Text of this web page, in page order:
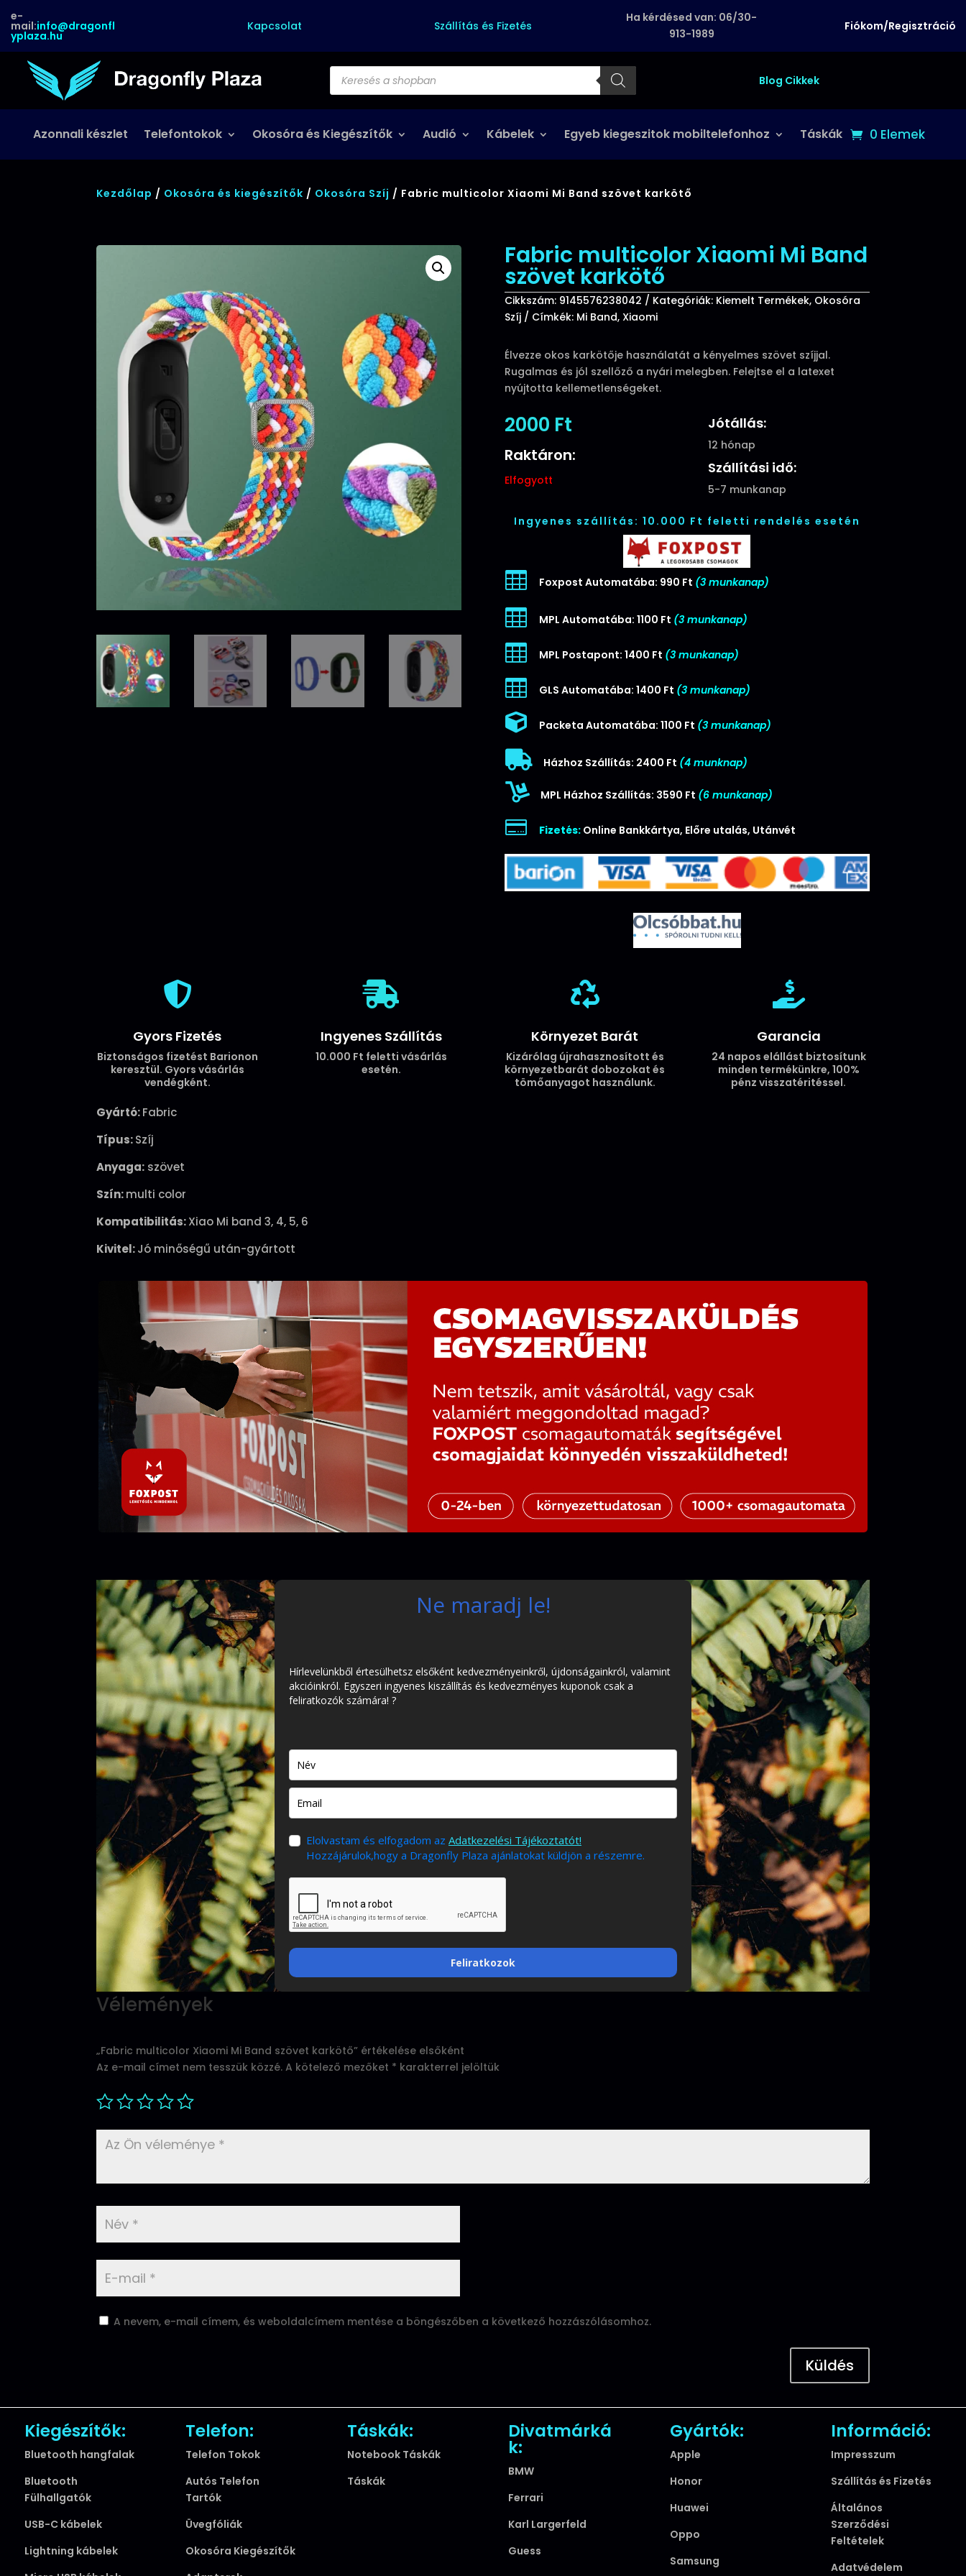
e-
mail:info@dragonfl
yplaza.hu
Kapcsolat Szállítás és Fizetés
Ha kérdésed van: 06/30-
913-1989
Fiókom/Regisztráció
Products
search Blog Cikkek
Azonnali készlet Telefontokok Okosóra és Kiegészítők Audió Kábelek Egyeb kiegeszitok mobiltelefonhoz Táskák 0 Elemek
Kezdőlap / Okosóra és kiegészítők / Okosóra Szíj / Fabric multicolor Xiaomi Mi Band szövet karkötő
Fabric multicolor Xiaomi Mi Band
szövet karkötő
Cikkszám: 9145576238042 Kategóriák: Kiemelt Termékek, Okosóra
Szíj
Címkék: Mi Band, Xiaomi
Élvezze okos karkötője használatát a kényelmes szövet szíjjal.
Rugalmas és jól szellőző a nyári melegben. Felejtse el a latexet
nyújtotta kellemetlenségeket.
2000 Ft
Raktáron:
Elfogyott
Jótállás:
12 hónap
Szállítási idő:
5-7 munkanap
Ingyenes szállítás: 10.000 Ft feletti rendelés esetén
 Foxpost Automatába: 990 Ft (3 munkanap)
 MPL Automatába: 1100 Ft (3 munkanap)
 MPL Postapont: 1400 Ft (3 munkanap)
 GLS Automatába: 1400 Ft (3 munkanap)
 Packeta Automatába: 1100 Ft (3 munkanap)
 Házhoz Szállítás: 2400 Ft (4 munknap)
 MPL Házhoz Szállítás: 3590 Ft (6 munkanap)
 Fizetés:Online Bankkártya, Előre utalás, Utánvét

Gyors Fizetés
Biztonságos fizetést Barionon
keresztül. Gyors vásárlás
vendégként.

Ingyenes Szállítás
10.000 Ft feletti vásárlás
esetén.

Környezet Barát
Kizárólag újrahasznosított és
környezetbarát dobozokat és
tömőanyagot használunk.

Garancia
24 napos elállást biztosítunk
minden termékünkre, 100%
pénz visszatéritéssel.
Gyártó:Fabric
Típus:Szíj
Anyaga: szövet
Szín:multi color
Kompatibilitás:Xiao Mi band 3, 4, 5, 6
Kivitel:Jó minőségű után-gyártott
Ne maradj le!
Hírlevelünkből értesülhetsz elsőként kedvezményeinkről, újdonságainkról, valamint
akcióinkról. Egyszeri ingyenes kiszállítás és kedvezményes kuponok csak a
feliratkozók számára! ?
Elolvastam és elfogadom az Adatkezelési Tájékoztatót!
Hozzájárulok,hogy a Dragonfly Plaza ajánlatokat küldjön a részemre.
Feliratkozok
Vélemények
„Fabric multicolor Xiaomi Mi Band szövet karkötő” értékelése elsőként
Az e-mail címet nem tesszük közzé. A kötelező mezőket * karakterrel jelöltük
A nevem, e-mail címem, és weboldalcímem mentése a böngészőben a következő hozzászólásomhoz.
Küldés
Kiegészítők:
Bluetooth hangfalak
Bluetooth
Fülhallgatók
USB-C kábelek
Lightning kábelek
Telefon:
Telefon Tokok
Autós Telefon
Tartók
Üvegfóliák
Okosóra Kiegészítők
Táskák:
Notebook Táskák
Táskák
Divatmárká
k:
BMW
Ferrari
Karl Largerfeld
Guess
Gyártók:
Apple
Honor
Huawei
Oppo
Samsung
Információ:
Impresszum
Szállítás és Fizetés
Általános
Szerződési
Feltételek
Adatvédelem